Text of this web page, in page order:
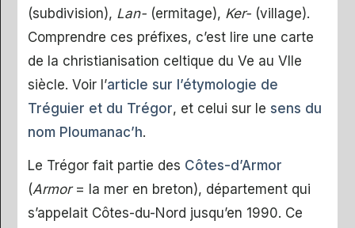
(subdivision), Lan-(ermitage), Ker-(village).
Comprendre ces préfixes, c’est lire une carte
de la christianisation celtique du Ve au VIIe
siècle. Voir l’article sur l’étymologie de
Tréguier et du Trégor, et celui sur le sens du
nom Ploumanac’h.
Le Trégor fait partie des Côtes-d’Armor
(Armor= la mer en breton), département qui
s’appelait Côtes-du-Nord jusqu’en 1990. Ce